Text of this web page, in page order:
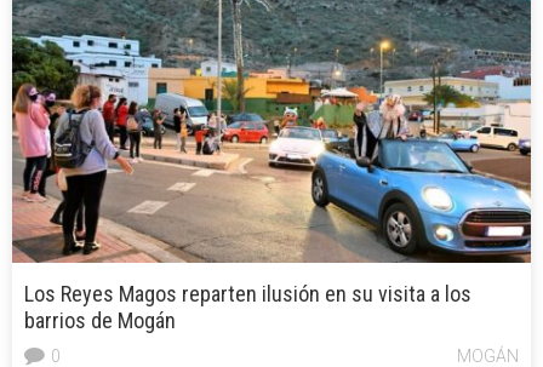
Los Reyes Magos reparten ilusión en su visita a los
barrios de Mogán
MOGÁN
0